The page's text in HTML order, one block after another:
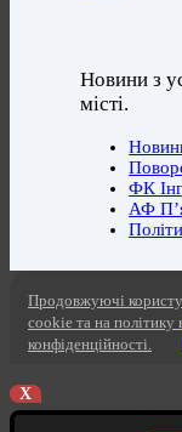
Новини з
місті.
ФК
АФ
Продовжуючі
cookie та на політику
конфіденційності.
X